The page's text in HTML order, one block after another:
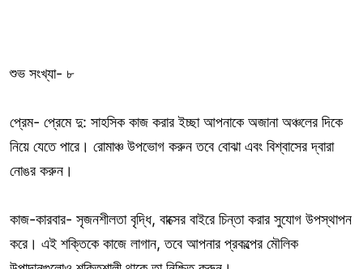
শুভ সংখ্যা- ৮
প্রেম- প্রেমে দু: সাহসিক কাজ করার ইচ্ছা আপনাকে অজানা অঞ্চলের দিকে
নিয়ে যেতে পারে। রোমাঞ্চ উপভোগ করুন তবে বোঝা এবং বিশ্বাসের দ্বারা
নোঙর করুন।
কাজ-কারবার- সৃজনশীলতা বৃদ্ধি, বাক্সের বাইরে চিন্তা করার সুযোগ উপস্থাপন
করে। এই শক্তিকে কাজে লাগান, তবে আপনার প্রকল্পের মৌলিক